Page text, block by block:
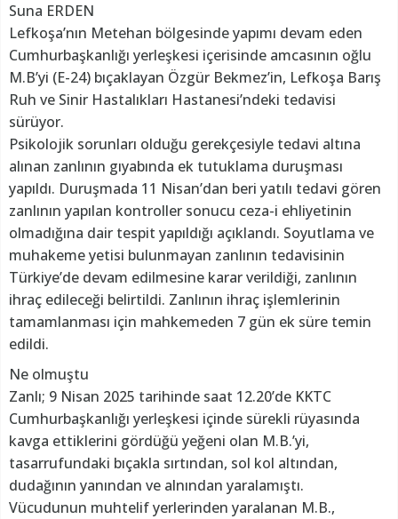
Suna ERDEN
Lefkoşa’nın Metehan bölgesinde yapımı devam eden
Cumhurbaşkanlığı yerleşkesi içerisinde amcasının oğlu
M.B’yi (E-24) bıçaklayan Özgür Bekmez’in, Lefkoşa Barış
Ruh ve Sinir Hastalıkları Hastanesi’ndeki tedavisi
sürüyor.
Psikolojik sorunları olduğu gerekçesiyle tedavi altına
alınan zanlının gıyabında ek tutuklama duruşması
yapıldı. Duruşmada 11 Nisan’dan beri yatılı tedavi gören
zanlının yapılan kontroller sonucu ceza-i ehliyetinin
olmadığına dair tespit yapıldığı açıklandı. Soyutlama ve
muhakeme yetisi bulunmayan zanlının tedavisinin
Türkiye’de devam edilmesine karar verildiği, zanlının
ihraç edileceği belirtildi. Zanlının ihraç işlemlerinin
tamamlanması için mahkemeden 7 gün ek süre temin
edildi.
Ne olmuştu
Zanlı; 9 Nisan 2025 tarihinde saat 12.20’de KKTC
Cumhurbaşkanlığı yerleşkesi içinde sürekli rüyasında
kavga ettiklerini gördüğü yeğeni olan M.B.’yi,
tasarrufundaki bıçakla sırtından, sol kol altından,
dudağının yanından ve alnından yaralamıştı.
Vücudunun muhtelif yerlerinden yaralanan M.B.,